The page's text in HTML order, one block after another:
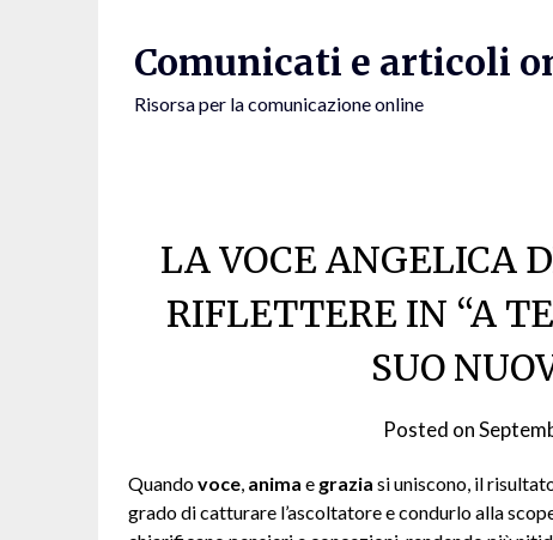
Comunicati e articoli
Risorsa per la comunicazione online
LA VOCE ANGELICA
RIFLETTERE IN “A
SUO
Posted on
Quandovoce, anima e grazia si uniscono, il
grado di catturare l’ascoltatore e condurlo alla